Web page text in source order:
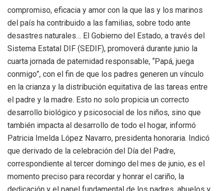
compromiso, eficacia y amor con la que las y los marinos
del país ha contribuido a las familias, sobre todo ante
desastres naturales… El Gobierno del Estado, a través del
Sistema Estatal DIF (SEDIF), promoverá durante junio la
cuarta jornada de paternidad responsable, “Papá, juega
conmigo”, con el fin de que los padres generen un vínculo
en la crianza y la distribución equitativa de las tareas entre
el padre y la madre. Esto no solo propicia un correcto
desarrollo biológico y psicosocial de los niños, sino que
también impacta al desarrollo de todo el hogar, informó
Patricia Imelda López Navarro, presidenta honoraria. Indicó
que derivado de la celebración del Día del Padre,
correspondiente al tercer domingo del mes de junio, es el
momento preciso para recordar y honrar el cariño, la